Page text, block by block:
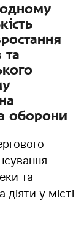
та
оборони
та
у місті